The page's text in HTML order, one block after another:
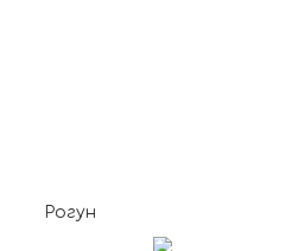
Рогун